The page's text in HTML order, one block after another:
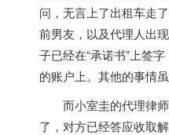
问，无言上了出租车走
前男友，以及代理人出
子已经在“承诺书”上签
的账户上。其他的事情
而小室圭的代理律师
了，对方已经答应收取